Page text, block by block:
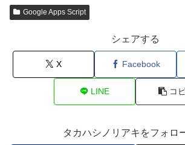
Google Apps Script
シェアする
X Facebook
LINE コ
タカハシノリアキをフォロ